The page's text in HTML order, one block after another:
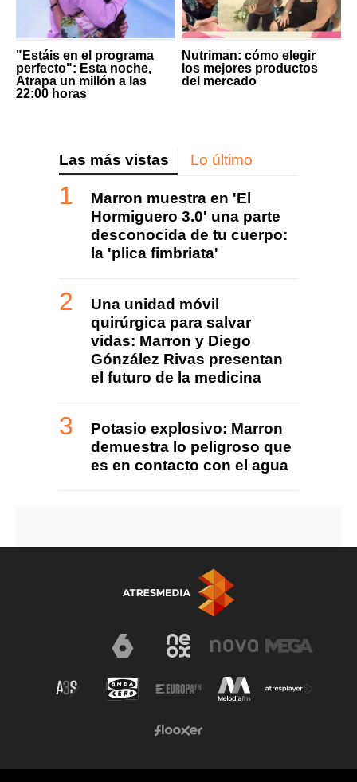
"Estáis en el programa
perfecto": Esta noche,
Atrapa un millón a las
22:00 horas
Nutriman: cómo elegir
los mejores productos
del mercado
Las más vistas Lo último
Marron muestra en 'El
Hormiguero 3.0' una parte
desconocida de tu cuerpo:
la 'plica fimbriata'
Una unidad móvil
quirúrgica para salvar
vidas: Marron y Diego
Gónzález Rivas presentan
el futuro de la medicina
Potasio explosivo: Marron
demuestra lo peligroso que
es en contacto con el agua